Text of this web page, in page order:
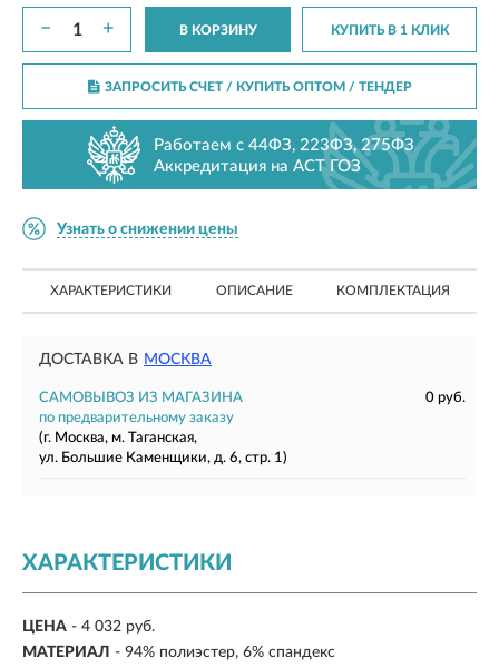
− + В КОРЗИНУ КУПИТЬ В 1 КЛИК
ЗАПРОСИТЬ СЧЕТ / КУПИТЬ ОПТОМ/ ТЕНДЕР
Работаем с 44ФЗ, 223ФЗ, 275ФЗ
Аккредитация на АСТ ГОЗ
Узнать о снижении цены
ХАРАКТЕРИСТИКИ ОПИСАНИЕ КОМПЛЕКТАЦИЯ
ДОСТАВКА В МОСКВА
САМОВЫВОЗ ИЗ МАГАЗИНА
0 руб.
по предварительному заказу
(г. Москва, м. Таганская,
ул. Большие Каменщики, д. 6, стр. 1)
ХАРАКТЕРИСТИКИ
ЦЕНА - 4 032 руб.
МАТЕРИАЛ - 94% полиэстер, 6% спандекс